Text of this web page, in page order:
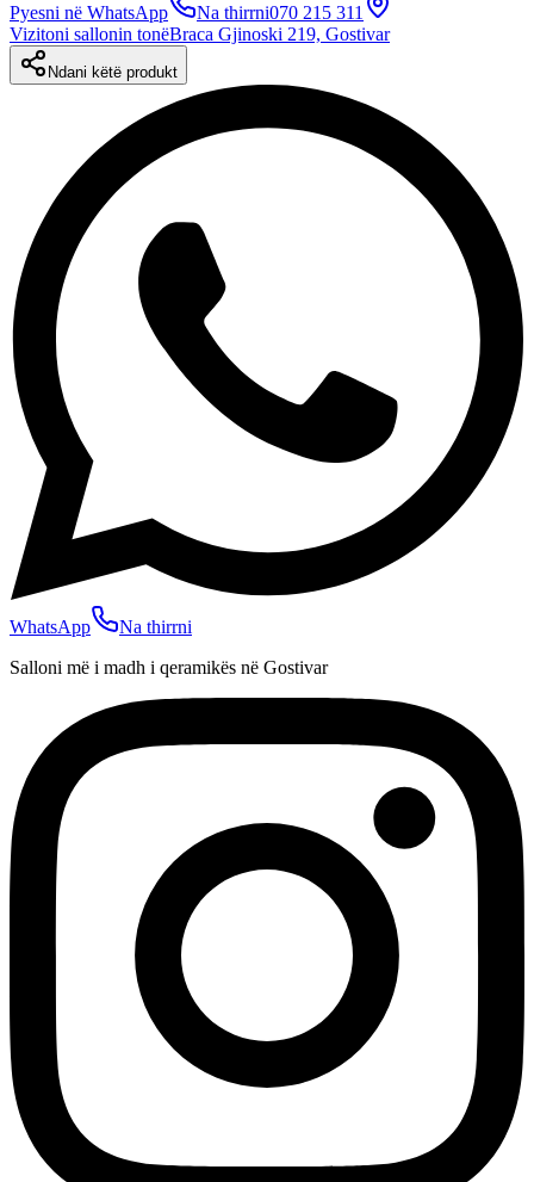
Pyesni në WhatsApp Na thirrni070 215 311
Vizitoni sallonin tonëBraca Gjinoski 219, Gostivar
Ndani këtë produkt
WhatsApp
Na thirrni
Salloni më i madh i qeramikës në Gostivar